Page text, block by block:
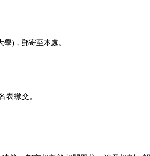
)，郵寄至本處。
表繳交。